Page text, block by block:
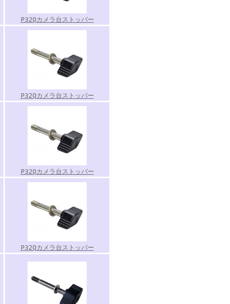
P32Qカメラ台ストッパー
P32Qカメラ台ストッパー
P32Qカメラ台ストッパー
P32Qカメラ台ストッパー